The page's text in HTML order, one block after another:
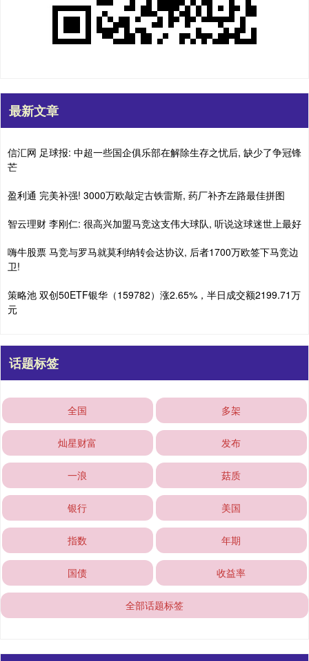
最新文章
信汇网 足球报: 中超一些国企俱乐部在解除生存之忧后, 缺少了争冠锋
芒
盈利通 完美补强! 3000万欧敲定古铁雷斯, 药厂补齐左路最佳拼图
智云理财 李刚仁: 很高兴加盟马竞这支伟大球队, 听说这球迷世上最好
嗨牛股票 马竞与罗马就莫利纳转会达协议, 后者1700万欧签下马竞边
卫!
策略池 双创50ETF银华（159782）涨2.65%，半日成交额2199.71万
元
话题标签
全国 多架
灿星财富 发布
一浪 菇质
银行 美国
指数 年期
国债 收益率
全部话题标签